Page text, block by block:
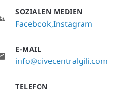
SOZIALEN MEDIEN
FacebookInstagram
E-MAIL
info@divecentralgili.com
TELEFON